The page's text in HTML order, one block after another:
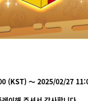
Ninjala란?
(KST) ～ 2025/02/27